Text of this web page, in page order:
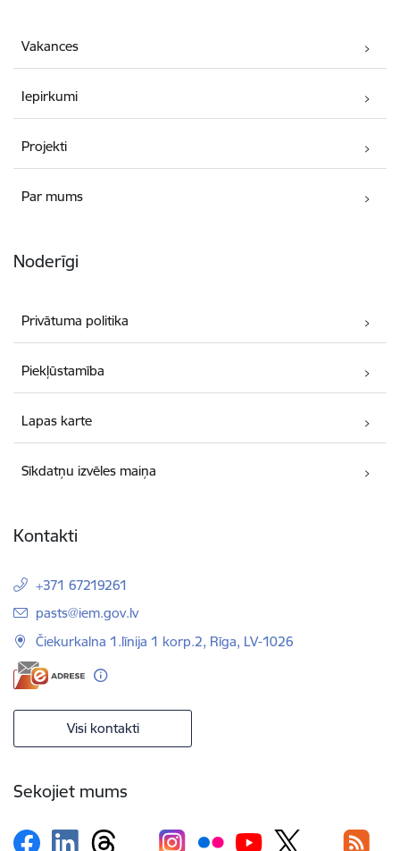
Vakances
Iepirkumi
Projekti
Par mums
Noderīgi
Privātuma politika
Piekļūstamība
Lapas karte
Sīkdatņu izvēles maiņa
Kontakti
+371 67219261
E-pasts:
pasts@iem.gov.lv
Čiekurkalna 1.līnija 1 korp.2, Rīga, LV-1026
Visi kontakti
Sekojiet mums